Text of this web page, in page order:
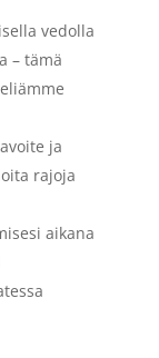
vedolla
– tämä
ja
rajoja
aikana